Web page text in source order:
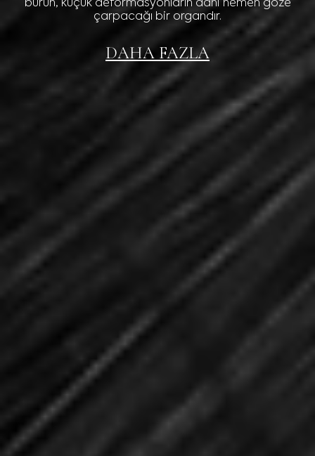
burun, küçük deformasyonların dahi hemen göze
çarpacağı bir organdır.
DAHA FAZLA